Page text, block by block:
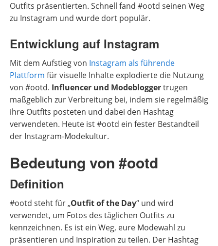
Outfits präsentierten. Schnell fand #ootd seinen Weg
zu Instagram und wurde dort populär.
Entwicklung auf Instagram
Mit dem Aufstieg von Instagram als führende
Plattform für visuelle Inhalte explodierte die Nutzung
von #ootd. Influencer und Modebloggertrugen
maßgeblich zur Verbreitung bei, indem sie regelmäßig
ihre Outfits posteten und dabei den Hashtag
verwendeten. Heute ist #ootd ein fester Bestandteil
der Instagram-Modekultur.
Bedeutung von #ootd
Definition
#ootd steht für „Outfit of the Day“ und wird
verwendet, um Fotos des täglichen Outfits zu
kennzeichnen. Es ist ein Weg, eure Modewahl zu
präsentieren und Inspiration zu teilen. Der Hashtag